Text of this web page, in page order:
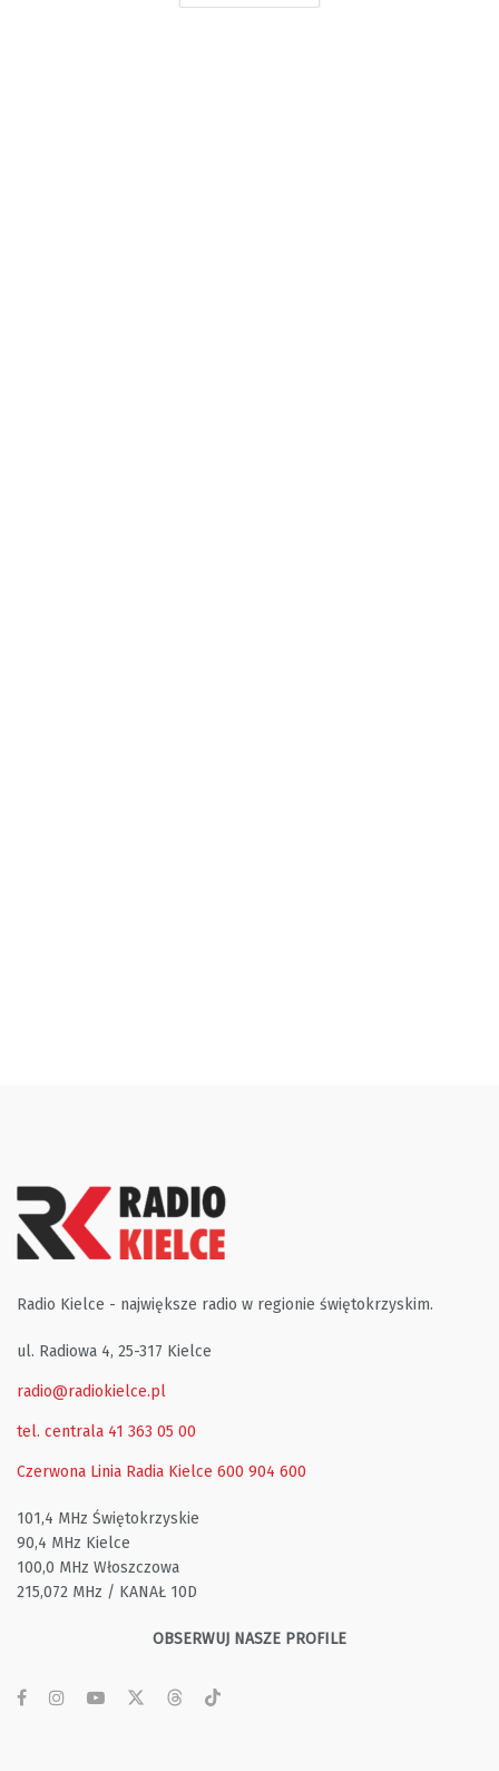
Radio Kielce - największe radio w regionie świętokrzyskim.
ul. Radiowa 4, 25-317 Kielce
radio@radiokielce.pl
tel. centrala 41 363 05 00
Czerwona Linia Radia Kielce 600 904 600
101,4 MHz Świętokrzyskie
90,4 MHz Kielce
100,0 MHz Włoszczowa
215,072 MHz / KANAŁ 10D
OBSERWUJ NASZE PROFILE